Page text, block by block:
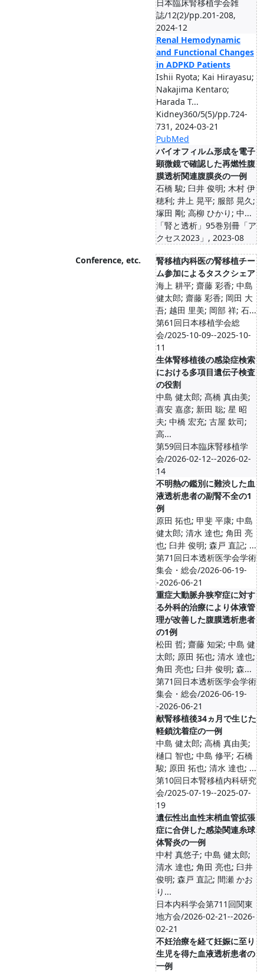
日本臨床腎移植学会雑
誌/12(2)/pp.201-208,
2024-12
Renal Hemodynamic
and Functional Changes
in ADPKD Patients
Ishii Ryota; Kai Hirayasu;
Nakajima Kentaro;
Harada T...
Kidney360/5(5)/pp.724-
731, 2024-03-21
PubMed
バイオフィルム形成を電子
顕微鏡で確認した再燃性腹
膜透析関連腹膜炎の一例
石橋 駿; 臼井 俊明; 木村 伊
穂利; 井上 晃平; 服部 晃久;
塚田 剛; 高柳 ひかり; 中...
「腎と透析」95巻別冊「ア
クセス2023」, 2023-08
Conference, etc.
腎移植内科医の腎移植チー
ム参加によるタスクシェア
海上 耕平; 齋藤 彩香; 中島
健太郎; 齋藤 彩香; 岡田 大
吾; 越田 里美; 岡部 祥; 石...
第61回日本移植学会総
会/2025-10-09--2025-10-
11
生体腎移植後の感染症検索
における多項目遺伝子検査
の役割
中島 健太郎; 髙橋 真由美;
喜安 嘉彦; 新田 聡; 星 昭
夫; 中橋 宏充; 古屋 欽司;
高...
第59回日本臨床腎移植学
会/2026-02-12--2026-02-
14
不明熱の鑑別に難渋した血
液透析患者の副腎不全の1
例
原田 拓也; 甲斐 平康; 中島
健太郎; 清水 達也; 角田 亮
也; 臼井 俊明; 森戸 直記; ...
第71回日本透析医学会学術
集会・総会/2026-06-19-
-2026-06-21
重症大動脈弁狭窄症に対す
る外科的治療により体液管
理が改善した腹膜透析患者
の1例
松田 哲; 齋藤 知栄; 中島 健
太郎; 原田 拓也; 清水 達也;
角田 亮也; 臼井 俊明; 森...
第71回日本透析医学会学術
集会・総会/2026-06-19-
-2026-06-21
献腎移植後34ヵ月で生じた
軽鎖沈着症の一例
中島 健太郎; 高橋 真由美;
樋口 智也; 中島 修平; 石橋
駿; 原田 拓也; 清水 達也; ...
第10回⽇本腎移植内科研究
会/2025-07-19--2025-07-
19
遺伝性出血性末梢血管拡張
症に合併した感染関連糸球
体腎炎の一例
中村 真悠子; 中島 健太郎;
清水 達也; 角田 亮也; 臼井
俊明; 森戸 直記; 間瀬 かお
り...
日本内科学会第711回関東
地方会/2026-02-21--2026-
02-21
不妊治療を経て妊娠に至り
生児を得た血液透析患者の
一例